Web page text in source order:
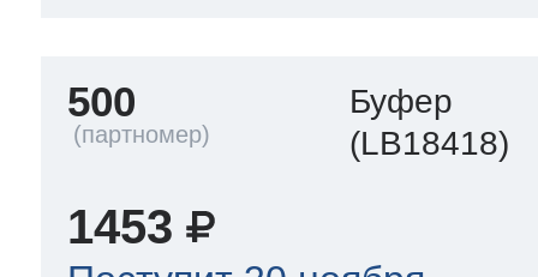
500
Буфер
(LB18418)
1453